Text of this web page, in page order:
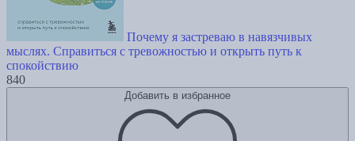
Почему я застреваю в навязчивых
мыслях. Справиться с тревожностью и открыть путь к
спокойствию
840
Добавить в избранное